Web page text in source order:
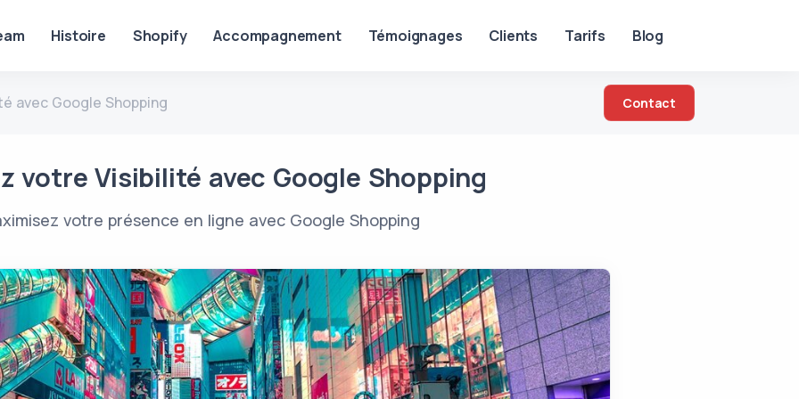
Histoire Shopify Accompagnement Témoignages Clients Tarifs Blog
avec Google Shopping Contact
votre Visibilité avec Google Shopping
votre présence en ligne avec Google Shopping